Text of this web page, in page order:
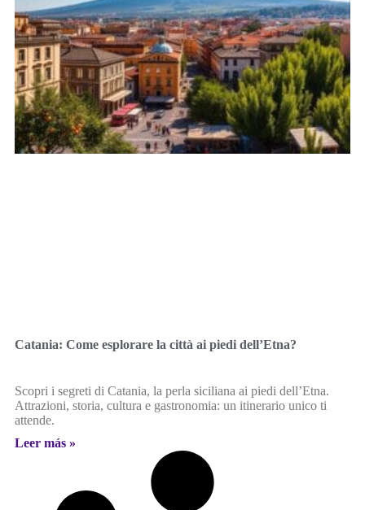
Catania: Come esplorare la città ai piedi dell’Etna?
Scopri i segreti di Catania, la perla siciliana ai piedi dell’Etna.
Attrazioni, storia, cultura e gastronomia: un itinerario unico ti
attende.
Leer más »